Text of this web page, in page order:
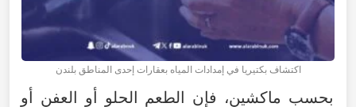
اكتشاف بكتيريا في إمدادات المياه بعقارات إحدى المناطق بلندن
بحسب ماكشين، فإن الطعم الحلو أو العفن أو